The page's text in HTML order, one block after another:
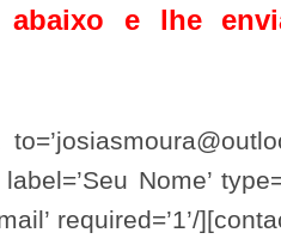
abaixo e lhe
Nome’
required=’1’/